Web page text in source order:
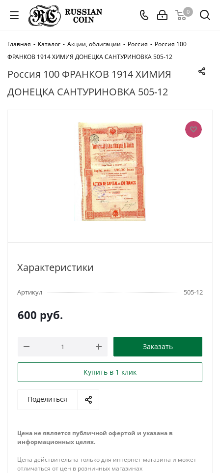
0
Главная - Каталог - Акции, облигации - Россия - Россия 100
ФРАНКОВ 1914 ХИМИЯ ДОНЕЦКА САНТУРИНОВКА 505-12
Россия 100 ФРАНКОВ 1914 ХИМИЯ
ДОНЕЦКА САНТУРИНОВКА 505-12
Характеристики
Артикул 505-12
600 руб.
Заказать
Купить в 1 клик
Поделиться
Цена не является публичной офертой и указана в
информационных целях.
Цена действительна только для интернет-магазина и может
отличаться от цен в розничных магазинах